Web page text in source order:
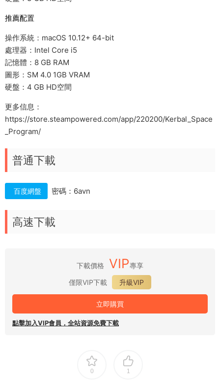
推薦配置
操作系統：macOS 10.12+ 64-bit
處理器：Intel Core i5
記憶體：8 GB RAM
圖形：SM 4.0 1GB VRAM
硬盤：4 GB HD空間
更多信息：
https://store.steampowered.com/app/220200/Kerbal_Space
_Program/
普通下載
百度網盤 密碼：6avn
高速下載
下載價格 VIP專享
僅限VIP下載
升級VIP
立即購買
點擊加入VIP會員，全站資源免費下載
0 1